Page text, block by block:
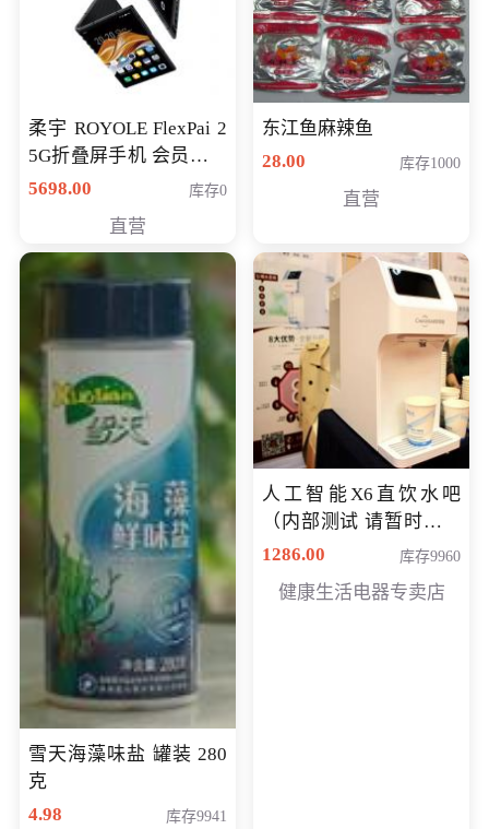
柔宇 ROYOLE FlexPai 2
5G折叠屏手机 会员专享
购买价格 4998元
5698.00 库存0
直营
东江鱼麻辣鱼
28.00
库存1000
直营
雪天海藻味盐 罐装 280
克
4.98
库存9941
人工智能X6直饮水吧
（内部测试 请暂时不要
购买）
1286.00 库存9960
健康生活电器专卖店